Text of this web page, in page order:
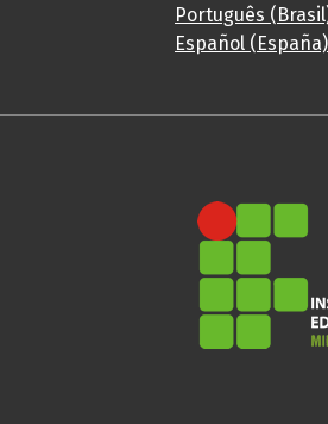
Português
Español (España)